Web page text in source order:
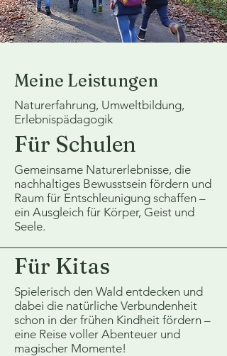
Meine Leistungen
Naturerfahrung, Umweltbildung,
Erlebnispädagogik
Für Schulen
Gemeinsame Naturerlebnisse, die
nachhaltiges Bewusstsein fördern und
Raum für Entschleunigung schaffen –
ein Ausgleich für Körper, Geist und
Seele.
Für Kitas
Spielerisch den Wald entdecken und
dabei die natürliche Verbundenheit
schon in der frühen Kindheit fördern –
eine Reise voller Abenteuer und
magischer Momente!